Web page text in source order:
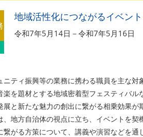
地域活性化につながるイベン
令和7年5月14日－令和7年5月16日
ニティ振興等の業務に携わる職員を主な対
楽を題材とする地域密着型フェスティバ
展と新たな魅力の創出に繋がる相乗効果が
、地方自治体の視点に立ち、イベントを契
繋がる方策について、講義や演習などを通